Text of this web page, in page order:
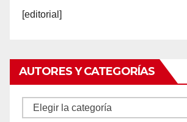
[editorial]
AUTORES Y CATEGORÍAS
Autores